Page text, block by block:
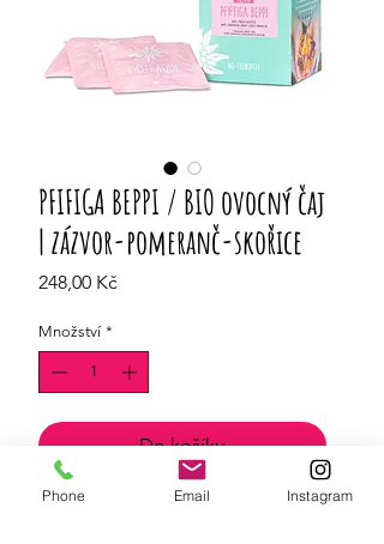
PFIFIGA BEPPI / BIO ovocný čaj
| zázvor-pomeranč-skořice
248,00 KčCena
Množství *
Do košíku
Phone Email Instagram